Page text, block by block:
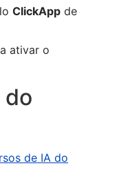
ClickApp de
ativar o
do
de IA do